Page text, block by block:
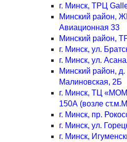
г. Минск, ТРЦ
Минский район,
Авиационная 33
Минский район,
г. Минск, ул.
г. Минск, ул.
Минский район,
Малиновская, 2Б
г. Минск, ТЦ
150А (возле
г. Минск, пр.
г. Минск, ул.
г. Минск,